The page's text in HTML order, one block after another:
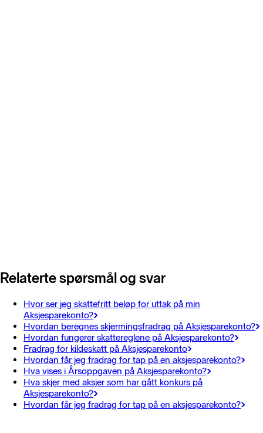
Relaterte spørsmål og svar
Hvor ser jeg skattefritt beløp for uttak på min
Aksjesparekonto?
Hvordan beregnes skjermingsfradrag på Aksjesparekonto?
Hvordan fungerer skattereglene på Aksjesparekonto?
Fradrag for kildeskatt på Aksjesparekonto
Hvordan får jeg fradrag for tap på en aksjesparekonto?
Hva vises i Årsoppgaven på Aksjesparekonto?
Hva skjer med aksjer som har gått konkurs på
Aksjesparekonto?
Hvordan får jeg fradrag for tap på en aksjesparekonto?